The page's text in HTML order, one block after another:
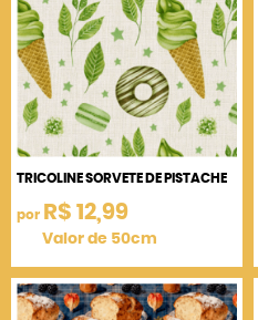
TRICOLINE SORVETE DE PISTACHE
por R$ 12,99
Valor de 50cm